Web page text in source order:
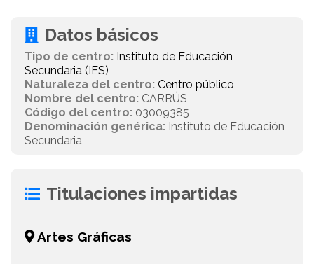
Datos básicos
Tipo de centro: Instituto de Educación
Secundaria (IES)
Naturaleza del centro: Centro público
Nombre del centro: CARRÚS
Código del centro: 03009385
Denominación genérica: Instituto de Educación
Secundaria
Titulaciones impartidas
Artes Gráficas